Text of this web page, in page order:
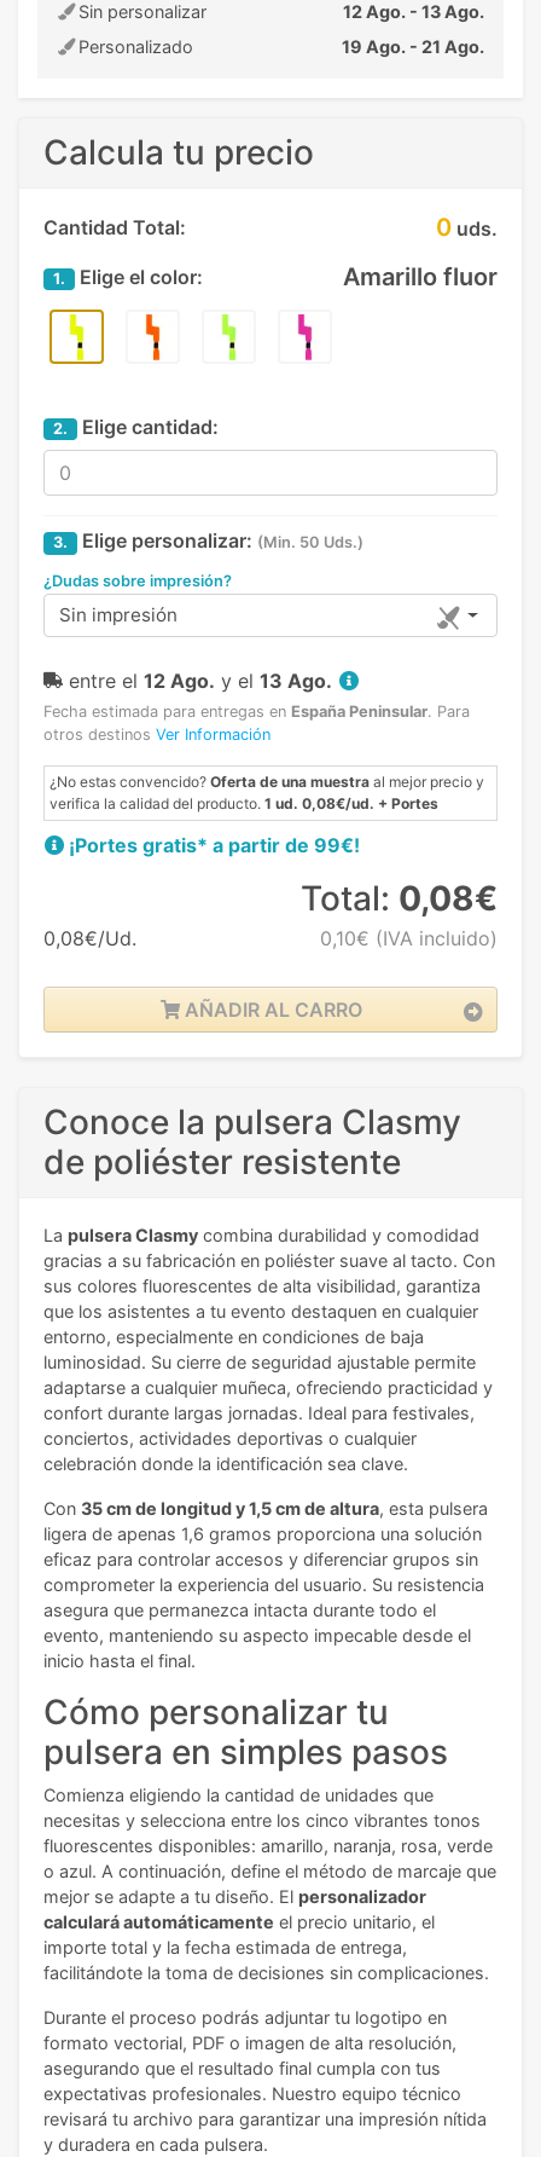
Sin personalizar
12 Ago. - 13 Ago.
Personalizado
19 Ago. - 21 Ago.
Calcula tu precio
Cantidad Total: 0 uds.
1. Elige el color: Amarillo fluor
2. Elige cantidad:
3. Elige personalizar: (Min. 50 Uds.)
¿Dudas sobre impresión?
Sin impresión
entre el 12 Ago. y el 13 Ago.
Fecha estimada para entregas en España Peninsular. Para
otros destinos Ver Información
¿No estas convencido? Oferta de una muestra al mejor precio y
verifica la calidad del producto. 1 ud. 0,08€/ud. + Portes
¡Portes gratis* a partir de 99€!
0,08€/Ud.
Total: 0,08€
0,10€ (IVA incluido)
AÑADIR AL CARRO
Conoce la pulsera Clasmy
de poliéster resistente
La pulsera Clasmy combina durabilidad y comodidad
gracias a su fabricación en poliéster suave al tacto. Con
sus colores fluorescentes de alta visibilidad, garantiza
que los asistentes a tu evento destaquen en cualquier
entorno, especialmente en condiciones de baja
luminosidad. Su cierre de seguridad ajustable permite
adaptarse a cualquier muñeca, ofreciendo practicidad y
confort durante largas jornadas. Ideal para festivales,
conciertos, actividades deportivas o cualquier
celebración donde la identificación sea clave.
Con 35 cm de longitud y 1,5 cm de altura, esta pulsera
ligera de apenas 1,6 gramos proporciona una solución
eficaz para controlar accesos y diferenciar grupos sin
comprometer la experiencia del usuario. Su resistencia
asegura que permanezca intacta durante todo el
evento, manteniendo su aspecto impecable desde el
inicio hasta el final.
Cómo personalizar tu
pulsera en simples pasos
Comienza eligiendo la cantidad de unidades que
necesitas y selecciona entre los cinco vibrantes tonos
fluorescentes disponibles: amarillo, naranja, rosa, verde
o azul. A continuación, define el método de marcaje que
mejor se adapte a tu diseño. El personalizador
calculará automáticamente el precio unitario, el
importe total y la fecha estimada de entrega,
facilitándote la toma de decisiones sin complicaciones.
Durante el proceso podrás adjuntar tu logotipo en
formato vectorial, PDF o imagen de alta resolución,
asegurando que el resultado final cumpla con tus
expectativas profesionales. Nuestro equipo técnico
revisará tu archivo para garantizar una impresión nítida
y duradera en cada pulsera.